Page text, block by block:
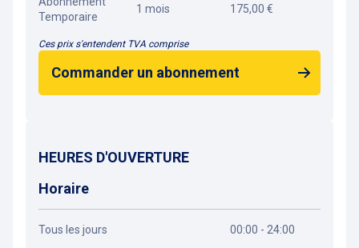
Temporaire
1 mois 175,00 €
Ces prix s'entendent TVA comprise
Commander un abonnement
HEURES D'OUVERTURE
Horaire
Tous les jours 00:00 - 24:00